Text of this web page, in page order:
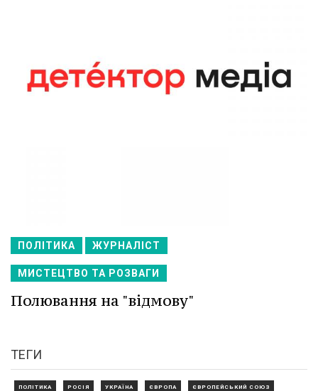
ПОЛІТИКА ЖУРНАЛІСТ
МИСТЕЦТВО ТА РОЗВАГИ
Полювання на "відмову"
ТЕГИ
ПОЛІТИКА РОСІЯ УКРАЇНА ЄВРОПА ЄВРОПЕЙСЬКИЙ СОЮЗ